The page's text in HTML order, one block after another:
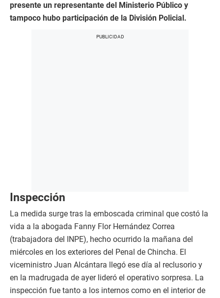
presente un representante del Ministerio Público y
tampoco hubo participación de la División Policial.
Inspección
La medida surge tras la emboscada criminal que costó la
vida a la abogada Fanny Flor Hernández Correa
(trabajadora del INPE), hecho ocurrido la mañana del
miércoles en los exteriores del Penal de Chincha. El
viceministro Juan Alcántara llegó ese día al reclusorio y
en la madrugada de ayer lideró el operativo sorpresa. La
inspección fue tanto a los internos como en el interior de